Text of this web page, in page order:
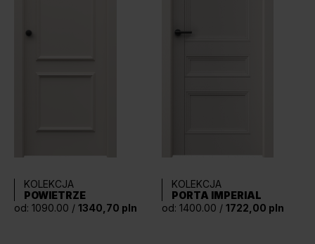
KOLEKCJA
POWIETRZE
od: 1090.00 / 1340,70 pln
KOLEKCJA
PORTA IMPERIAL
od: 1400.00 / 1722,00 pln